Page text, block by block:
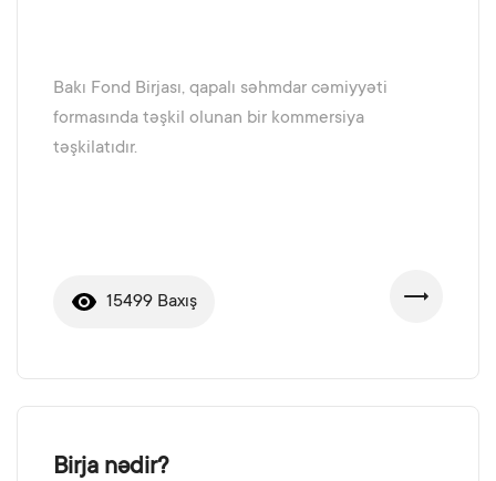
Bakı Fond Birjası, qapalı səhmdar cəmiyyəti
formasında təşkil olunan bir kommersiya
təşkilatıdır.
15499 Baxış
Birja nədir?